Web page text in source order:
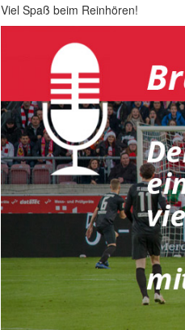
Viel Spaß beim Reinhören!